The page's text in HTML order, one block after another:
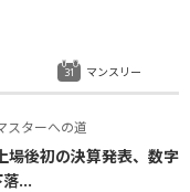
スターへの道
場後初の決算発表、数字
...
マンスリー